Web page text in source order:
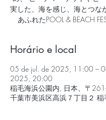
実した、海を感じ、海とつな
あふれたPOOL & BEACH
Horário e local
05 de jul. de 2025, 11:00 –
2025, 20:00
稲毛海浜公園内, 日本、〒
千葉市美浜区高浜７丁目２